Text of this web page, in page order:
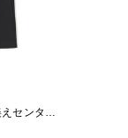
センター